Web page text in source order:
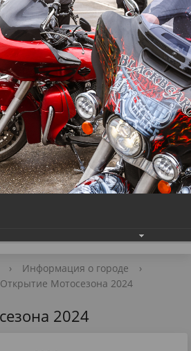
WiFi🛜
область, г. Дзержинск,
Дзержинского, д. 1
Главы
(8313) 27-98-10
› Информация о городе
›
Открытие Мотосезона 2024
2024